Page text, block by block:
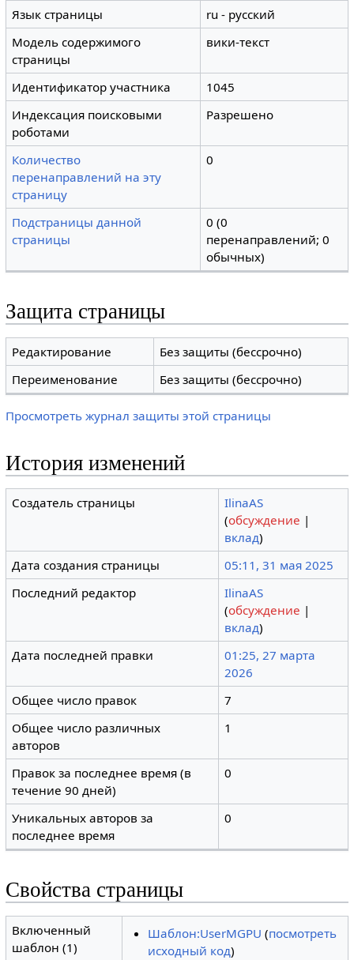
Язык страницы
ru - русский
Модель содержимого
страницы
вики-текст
Идентификатор участника
1045
Индексация поисковыми
роботами
Разрешено
Количество
перенаправлений на эту
страницу
0
Подстраницы данной
страницы
0 (0
перенаправлений; 0
обычных)
Защита страницы
Редактирование
Без защиты (бессрочно)
Переименование
Без защиты (бессрочно)
Просмотреть журнал защиты этой страницы
История изменений
Создатель страницы
IlinaAS
(обсуждение |
вклад)
Дата создания страницы
05:11, 31 мая 2025
Последний редактор
IlinaAS
(обсуждение |
вклад)
Дата последней правки
01:25, 27 марта
2026
Общее число правок
7
Общее число различных
авторов
1
Правок за последнее время (в
течение 90 дней)
0
Уникальных авторов за
последнее время
0
Свойства страницы
Включенный
шаблон (1)
Шаблон:UserMGPU (посмотреть
исходный код)